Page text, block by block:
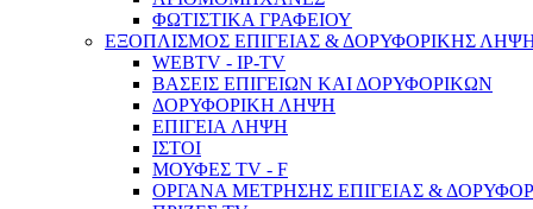
ΦΩΤΙΣΤΙΚΑ ΓΡΑΦΕΙΟΥ
ΕΞΟΠΛΙΣΜΟΣ ΕΠΙΓΕΙΑΣ & ΔΟΡΥΦΟΡΙΚΗΣ
WEBTV - IP-TV
ΒΑΣΕΙΣ ΕΠΙΓΕΙΩΝ ΚΑΙ ΔΟΡΥΦΟΡΙΚΩΝ
ΔΟΡΥΦΟΡΙΚΗ ΛΗΨΗ
ΕΠΙΓΕΙA ΛΗΨΗ
ΙΣΤΟΙ
ΜΟΥΦΕΣ TV - F
ΟΡΓΑΝΑ ΜΕΤΡΗΣΗΣ ΕΠΙΓΕΙΑΣ &